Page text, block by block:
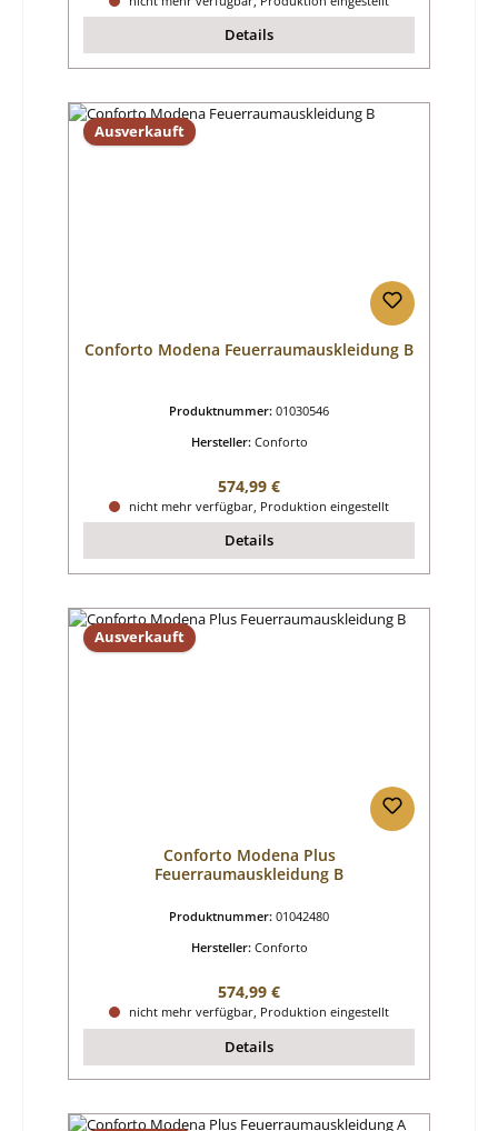
Details
Ausverkauft
Conforto Modena Feuerraumauskleidung B
Produktnummer: 01030546
Hersteller: Conforto
Regulärer Preis:
574,99 €
nicht mehr verfügbar, Produktion eingestellt
Details
Ausverkauft
Conforto Modena Plus
Feuerraumauskleidung B
Produktnummer: 01042480
Hersteller: Conforto
Regulärer Preis:
574,99 €
nicht mehr verfügbar, Produktion eingestellt
Details